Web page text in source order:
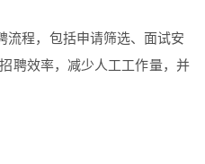
流程，包括申请筛选、面试安
聘效率，减少人工工作量，并